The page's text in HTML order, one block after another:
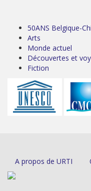
50ANS Belgique-
Arts
Monde actuel
Découvertes et
Fiction
A propos de URTI